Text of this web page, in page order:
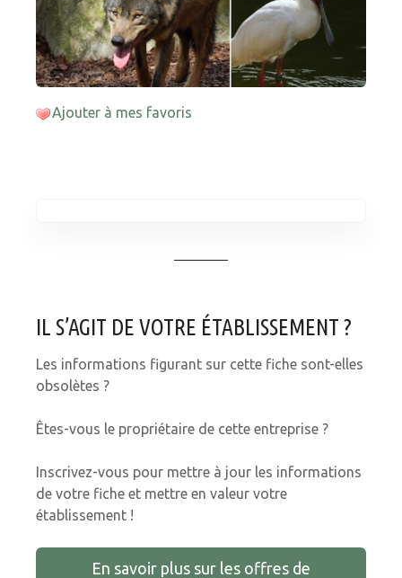
Ajouter à mes favoris
IL S’AGIT DE VOTRE ÉTABLISSEMENT ?
Les informations figurant sur cette fiche sont-elles
obsolètes ?
Êtes-vous le propriétaire de cette entreprise ?
Inscrivez-vous pour mettre à jour les informations
de votre fiche et mettre en valeur votre
établissement !
En savoir plus sur les offres de